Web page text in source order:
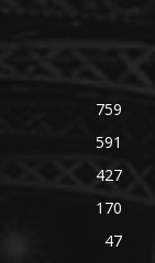
759
591
427
170
47